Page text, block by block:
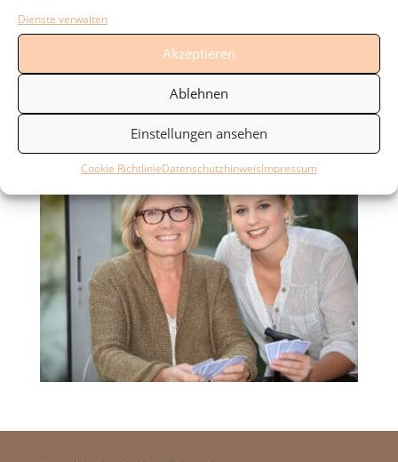
Dienste verwalten
Akzeptieren
Ablehnen
Einstellungen ansehen
Cookie RichtlinieDatenschutzhinweisImpressum
Verfallserscheinungen zu verlangsamen und
individuelle Selbstheilungskräfte zu stärken.
Dazu ist spezifisches Wissen und Verständnis
Veränderungen unabdingbare Voraussetzung.